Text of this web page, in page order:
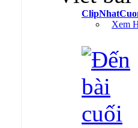
Xem